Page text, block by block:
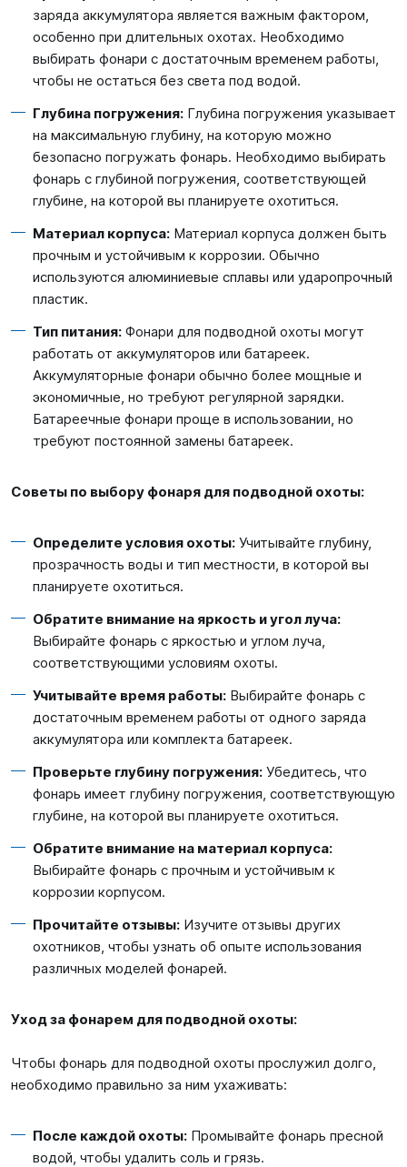
заряда аккумулятора является важным фактором,
особенно при длительных охотах. Необходимо
выбирать фонари с достаточным временем работы,
чтобы не остаться без света под водой.
Глубина погружения: Глубина погружения указывает
на максимальную глубину, на которую можно
безопасно погружать фонарь. Необходимо выбирать
фонарь с глубиной погружения, соответствующей
глубине, на которой вы планируете охотиться.
Материал корпуса: Материал корпуса должен быть
прочным и устойчивым к коррозии. Обычно
используются алюминиевые сплавы или ударопрочный
пластик.
Тип питания: Фонари для подводной охоты могут
работать от аккумуляторов или батареек.
Аккумуляторные фонари обычно более мощные и
экономичные, но требуют регулярной зарядки.
Батареечные фонари проще в использовании, но
требуют постоянной замены батареек.
Советы по выбору фонаря для подводной охоты:
Определите условия охоты: Учитывайте глубину,
прозрачность воды и тип местности, в которой вы
планируете охотиться.
Обратите внимание на яркость и угол луча:
Выбирайте фонарь с яркостью и углом луча,
соответствующими условиям охоты.
Учитывайте время работы: Выбирайте фонарь с
достаточным временем работы от одного заряда
аккумулятора или комплекта батареек.
Проверьте глубину погружения: Убедитесь, что
фонарь имеет глубину погружения, соответствующую
глубине, на которой вы планируете охотиться.
Обратите внимание на материал корпуса:
Выбирайте фонарь с прочным и устойчивым к
коррозии корпусом.
Прочитайте отзывы: Изучите отзывы других
охотников, чтобы узнать об опыте использования
различных моделей фонарей.
Уход за фонарем для подводной охоты:
Чтобы фонарь для подводной охоты прослужил долго,
необходимо правильно за ним ухаживать:
После каждой охоты: Промывайте фонарь пресной
водой, чтобы удалить соль и грязь.